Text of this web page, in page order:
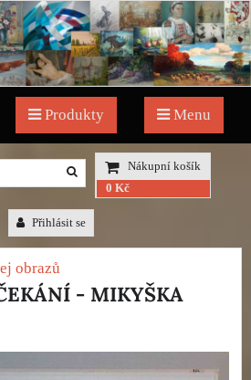
Produkty Menu
Nákupní košík
0 Kč
Přihlásit se
obrazů
- MIKYŠKA